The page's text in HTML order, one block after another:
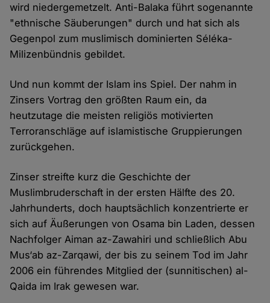
wird niedergemetzelt. Anti-Balaka führt sogenannte
"ethnische Säuberungen" durch und hat sich als
Gegenpol zum muslimisch dominierten Séléka-
Milizenbündnis gebildet.
Und nun kommt der Islam ins Spiel. Der nahm in
Zinsers Vortrag den größten Raum ein, da
heutzutage die meisten religiös motivierten
Terroranschläge auf islamistische Gruppierungen
zurückgehen.
Zinser streifte kurz die Geschichte der
Muslimbruderschaft in der ersten Hälfte des 20.
Jahrhunderts, doch hauptsächlich konzentrierte er
sich auf Äußerungen von Osama bin Laden, dessen
Nachfolger Aiman az-Zawahiri und schließlich Abu
Mus‘ab az-Zarqawi, der bis zu seinem Tod im Jahr
2006 ein führendes Mitglied der (sunnitischen) al-
Qaida im Irak gewesen war.